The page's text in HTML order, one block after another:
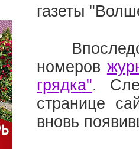
газеты
номеров
грядка".
странице
вновь